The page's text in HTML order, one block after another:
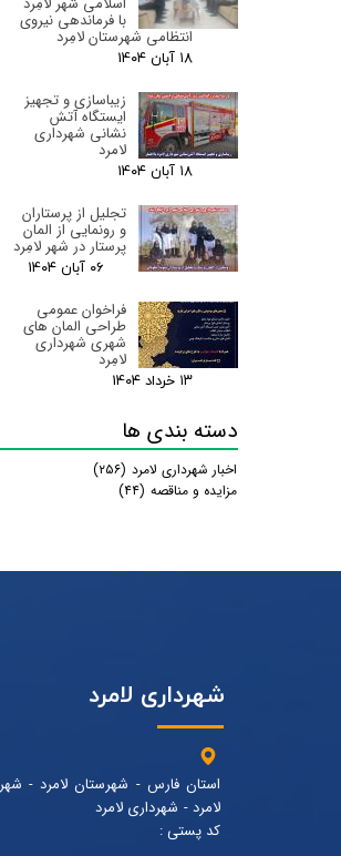
با فرماندهی نیروی
انتظامی شهرستان لامِرد
۱۸ آبان ۰۴
زیباسازی و تجهیز
ایستگاه آتش
نشانی شهرداری
لامرد
۱۸ آبان ۰۴
تجلیل از پرستاران
و رونمایی از المان
پرستار در شهر لامِرد
۰۶ آبان ۰۴
فراخوان عمومی
طراحی المان های
شهری شهرداری
لامِرد
۱۳ خرداد ۰۴
دسته بندی ها
اخبار شهرداری لامرد (۲۵۶)
مزایده و مناقصه (۴۴)
شهرداری لامرد
استان فارس - شهرستان لامرد - شهر
لامرد - شهرداری لامرد
کد پستی :